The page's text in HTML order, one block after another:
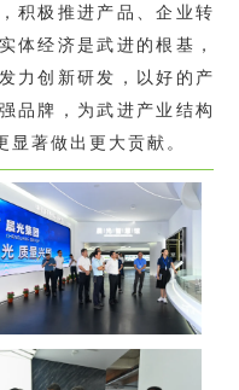
积极推进产品、企业转
体经济是武进的根基，
力创新研发，以好的产
品牌，为武进产业结构
著做出更大贡献。